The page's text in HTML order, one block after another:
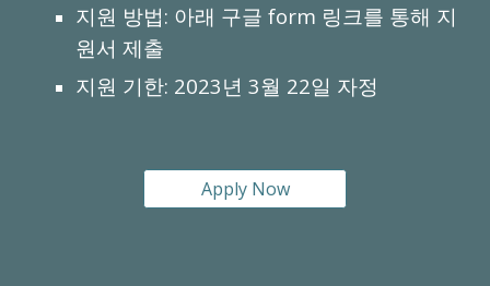
지원 방법: 아래 구글 form 링크를 통해 지
원서 제출
지원 기한: 2023년 3월 22일 자정
Apply Now